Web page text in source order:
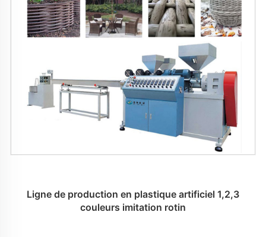
Ligne de production en plastique artificiel 1,2,3
couleurs imitation rotin